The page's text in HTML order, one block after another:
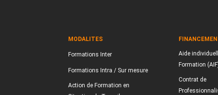
MODALITES
Formations Inter
Formations Intra / Sur mesure
Action de Formation en
Aide
Formation
Contrat de